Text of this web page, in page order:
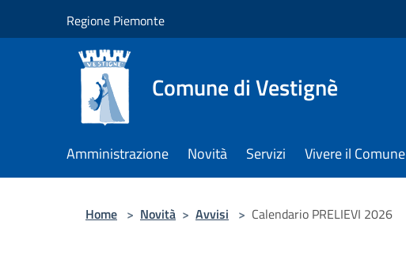
Regione Piemonte
Comune di Vestignè
Amministrazione Novità Servizi Vivere il Comune
Home > Novità > Avvisi > Calendario PRELIEVI 2026